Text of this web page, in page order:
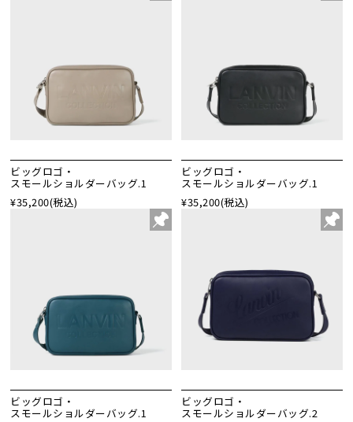
ビッグロゴ・
スモールショルダーバッグ.1
¥35,200(税込)
ビッグロゴ・
スモールショルダーバッグ.1
¥35,200(税込)
ビッグロゴ・
スモールショルダーバッグ.1
ビッグロゴ・
スモールショルダーバッグ.2